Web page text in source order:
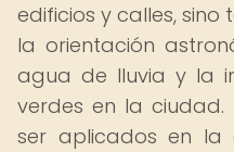
edificios y calles,
la orientación
agua de lluvia y la
verdes en la ciudad.
ser aplicados en